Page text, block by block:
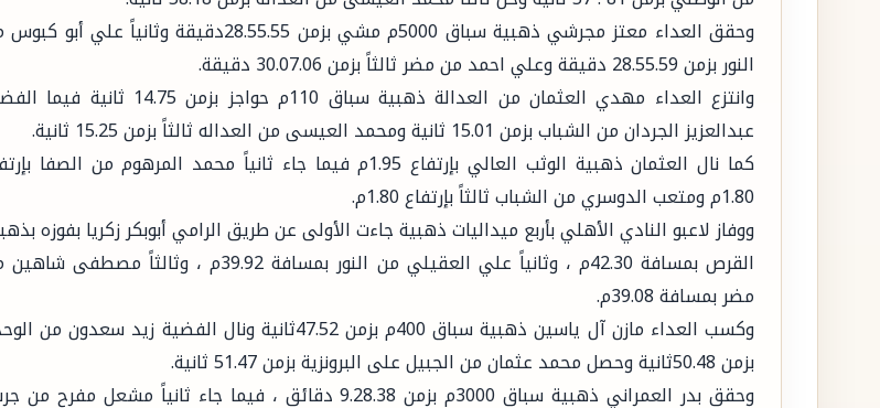
وحقق العداء معتز مجرشي ذهبية سباق 5000م مشي بزمن 28.55.55دقيقة وثانياً علي
النور بزمن 28.55.59 دقيقة وعلي احمد من مضر ثالثاً بزمن 30.07.06 دقيقة.
وانتزع العداء مهدي العثمان من العدالة ذهبية سباق 110م حواجز بزمن 14.75
عبدالعزيز الجردان من الشباب بزمن 15.01 ثانية ومحمد العيسى من العداله ثالثاً بزمن 15.25 ثانية.
كما نال العثمان ذهبية الوثب العالي بإرتفاع 1.95م فيما جاء ثانياً محمد المرهوم من الصفا
1.80م ومتعب الدوسري من الشباب ثالثاً بإرتفاع 1.80م.
ووفاز لاعبو النادي الأهلي بأربع ميداليات ذهبية جاءت الأولى عن طريق الرامي أبوبكر زكريا بفوزه
القرص بمسافة 42.30م ، وثانياً علي العقيلي من النور بمسافة 39.92م ، وثالثاً مصطفى
مضر بمسافة 39.08م.
وكسب العداء مازن آل ياسين ذهبية سباق 400م بزمن 47.52ثانية ونال الفضية زيد سعدون من
بزمن 50.48ثانية وحصل محمد عثمان من الجبيل على البرونزية بزمن 51.47 ثانية.
وحقق بدر العمراني ذهبية سباق 3000م بزمن 9.28.38 دقائق ، فيما جاء ثانياً مشعل مفرح